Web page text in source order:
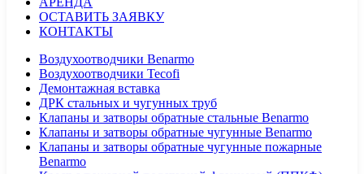
ОСТАВИТЬ ЗАЯВКУ
КОНТАКТЫ
Воздухоотводчики Benarmo
Воздухоотводчики Tecofi
Демонтажная вставка
ДРК стальных и чугунных труб
Клапаны и затворы обратные стальные Benarmo
Клапаны и затворы обратные чугунные Benarmo
Клапаны и затворы обратные чугунные пожарные
Benarmo